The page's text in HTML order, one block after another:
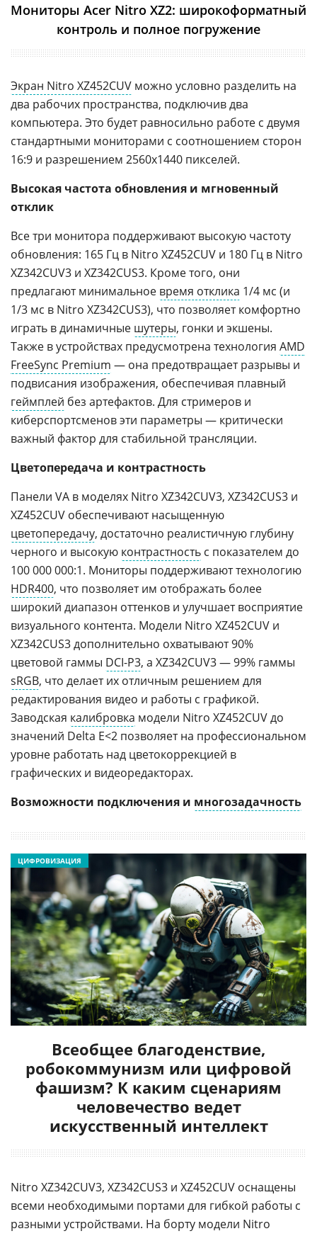
Мониторы Acer Nitro XZ2: широкоформатный
контроль и полное погружение
Экран Nitro XZ452CUV можно условно разделить на
два рабочих пространства, подключив два
компьютера. Это будет равносильно работе с двумя
стандартными мониторами с соотношением сторон
16:9 и разрешением 2560x1440 пикселей.
Высокая частота обновления и мгновенный
отклик
Все три монитора поддерживают высокую частоту
обновления: 165 Гц в Nitro XZ452CUV и 180 Гц в Nitro
XZ342CUV3 и XZ342CUS3. Кроме того, они
предлагают минимальное время отклика 1/4 мс (и
1/3 мс в Nitro XZ342CUS3), что позволяет комфортно
играть в динамичные шутеры, гонки и экшены.
Также в устройствах предусмотрена технология AMD
FreeSync Premium — она предотвращает разрывы и
подвисания изображения, обеспечивая плавный
геймплей без артефактов. Для стримеров и
киберспортсменов эти параметры — критически
важный фактор для стабильной трансляции.
Цветопередача и контрастность
Панели VA в моделях Nitro XZ342CUV3, XZ342CUS3 и
XZ452CUV обеспечивают насыщенную
цветопередачу, достаточно реалистичную глубину
черного и высокую контрастность с показателем до
100 000 000:1. Мониторы поддерживают технологию
HDR400, что позволяет им отображать более
широкий диапазон оттенков и улучшает восприятие
визуального контента. Модели Nitro XZ452CUV и
XZ342CUS3 дополнительно охватывают 90%
цветовой гаммы DCI-P3, а XZ342CUV3 — 99% гаммы
sRGB, что делает их отличным решением для
редактирования видео и работы с графикой.
Заводская калибровка модели Nitro XZ452CUV до
значений Delta E<2 позволяет на профессиональном
уровне работать над цветокоррекцией в
графических и видеоредакторах.
Возможности подключения и многозадачность
Всеобщее благоденствие,
робокоммунизм или цифровой
фашизм? К каким сценариям
человечество ведет
искусственный интеллект
ЦИФРОВИЗАЦИЯ
Nitro XZ342CUV3, XZ342CUS3 и XZ452CUV оснащены
всеми необходимыми портами для гибкой работы с
разными устройствами. На борту модели Nitro